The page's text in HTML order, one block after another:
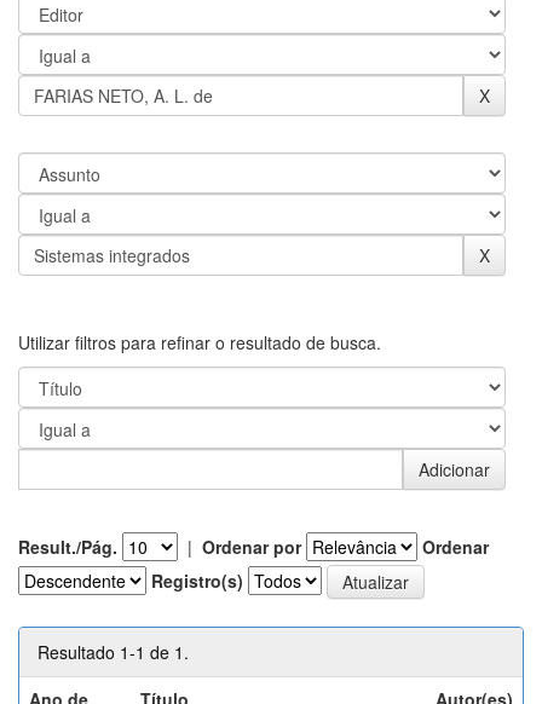
Utilizar filtros para refinar o resultado de busca.
Result./Pág. | Ordenar por
Ordenar
Registro(s)
Resultado 1-1 de 1.
Ano de
Título Autor(es)